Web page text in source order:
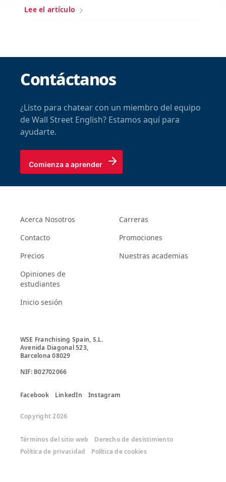
Lee el artículo
Contáctanos
¿Listo para chatear con un miembro del equipo
de Wall Street English? Estamos aquí para
ayudarte.
Comienza a aprender
Acerca Nosotros
Contacto
Precios
Opiniones de
estudiantes
Inicio sesión
Carreras
Promociones
Nuestras academias
WSE Franchising Spain, S.L.
Avenida Diagonal 523,
Barcelona 08029
Facebook LinkedIn Instagram
Copyright 2026
Términos del sitio web
Derecho de desistimiento
Política de privacidad
Política de cookies